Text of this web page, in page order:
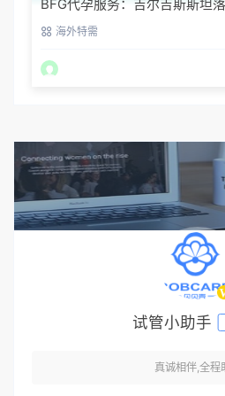
BFG代孕服务：吉尔吉斯斯坦
排 海外特需
试管小助手
真诚相伴,全程